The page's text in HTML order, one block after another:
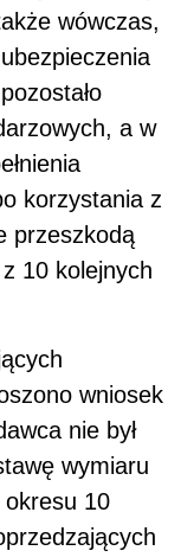
wówczas,
a w
korzystania z
przeszkodą
10 kolejnych
wniosek
nie był
wymiaru
10